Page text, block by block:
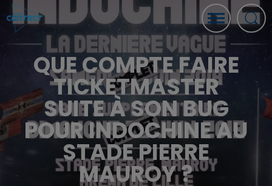
QUE COMPTE FAIRE
TICKETMASTER
SUITE À SON BUG
POUR INDOCHINE AU
STADE PIERRE
MAUROY ?